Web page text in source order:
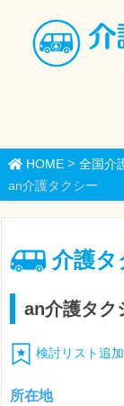
HOME> 全国介
an介護タクシー
介護タ
an介護タク
検討リスト追加
所在地